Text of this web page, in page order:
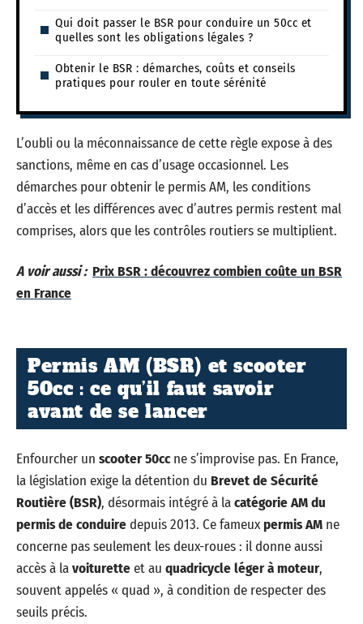
Qui doit passer le BSR pour conduire un 50cc et
quelles sont les obligations légales ?
Obtenir le BSR : démarches, coûts et conseils
pratiques pour rouler en toute sérénité
L’oubli ou la méconnaissance de cette règle expose à des
sanctions, même en cas d’usage occasionnel. Les
démarches pour obtenir le permis AM, les conditions
d’accès et les différences avec d’autres permis restent mal
comprises, alors que les contrôles routiers se multiplient.
A voir aussi : Prix BSR : découvrez combien coûte un BSR
en France
Permis AM (BSR) et scooter
50cc : ce qu’il faut savoir
avant de se lancer
Enfourcher un scooter 50ccne s’improvise pas. En France,
la législation exige la détention du Brevet de Sécurité
Routière (BSR), désormais intégré à lacatégorie AM du
permis de conduiredepuis 2013. Ce fameuxpermis AM ne
concerne pas seulement les deux-roues : il donne aussi
accès à lavoituretteet au quadricycle léger à moteur,
souvent appelés « quad », à condition de respecter des
seuils précis.